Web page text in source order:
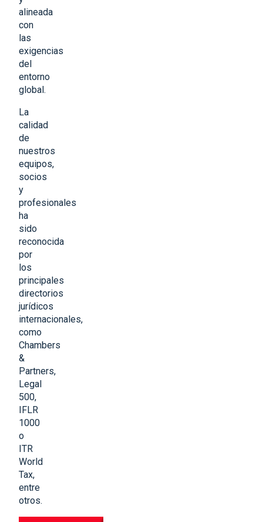
alineada
con
las
exigencias
del
entorno
global.
La
calidad
de
nuestros
equipos,
socios
y
profesionales
ha
sido
reconocida
por
los
principales
directorios
jurídicos
internacionales,
como
Chambers
&
Partners,
Legal
500,
IFLR
1000
o
ITR
World
Tax,
entre
otros.